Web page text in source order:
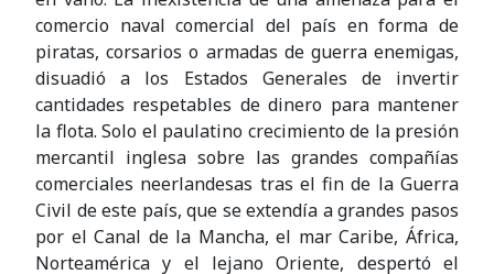
comercio naval comercial del país en forma de
piratas, corsarios o armadas de guerra enemigas,
disuadió a los Estados Generales de invertir
cantidades respetables de dinero para mantener
la flota. Solo el paulatino crecimiento de la presión
mercantil inglesa sobre las grandes compañías
comerciales neerlandesas tras el fin de la Guerra
Civil de este país, que se extendía a grandes pasos
por el Canal de la Mancha, el mar Caribe, África,
Norteamérica y el lejano Oriente, despertó el